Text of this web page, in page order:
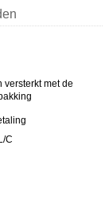
versterkt met de
C